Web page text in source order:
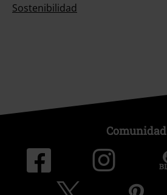
Sostenibilidad
Comunidad